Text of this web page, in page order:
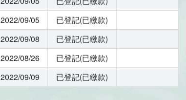
2022/09/05
已登記(已繳款)
2022/09/08
已登記(已繳款)
2022/08/26
已登記(已繳款)
2022/09/09 已登記(已繳款)